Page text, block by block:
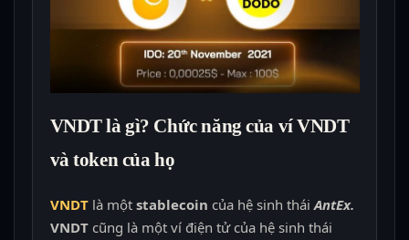
VNDT là gì? Chức năng của ví VNDT
và token của họ
VNDTlà một stablecoin của hệ sinh tháiAntEx.
VNDTcũng là một ví điện tử của hệ sinh thái